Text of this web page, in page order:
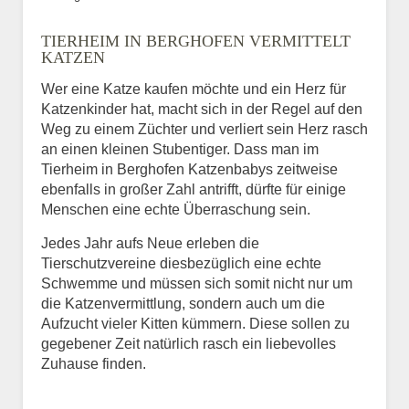
BILD HOCHLADEN
Vermisst seit
Ort des Verschwindens
TIERHEIM IN BERGHOFEN VERMITTELT
KATZEN
Wer eine Katze kaufen möchte und ein Herz für
Katzenkinder hat, macht sich in der Regel auf den
Weg zu einem Züchter und verliert sein Herz rasch
an einen kleinen Stubentiger. Dass man im
Tierheim in Berghofen Katzenbabys zeitweise
ebenfalls in großer Zahl antrifft, dürfte für einige
Menschen eine echte Überraschung sein.
Jedes Jahr aufs Neue erleben die
Tierschutzvereine diesbezüglich eine echte
Schwemme und müssen sich somit nicht nur um
die Katzenvermittlung, sondern auch um die
Aufzucht vieler Kitten kümmern. Diese sollen zu
gegebener Zeit natürlich rasch ein liebevolles
Zuhause finden.